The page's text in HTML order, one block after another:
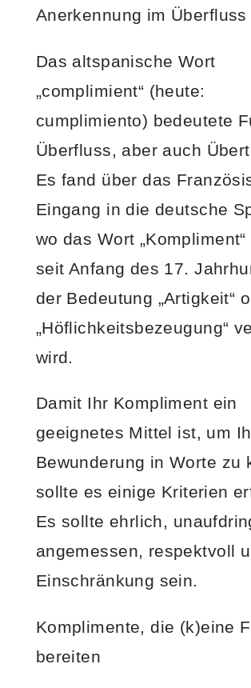
Anerkennung im Überfluss
Das altspanische Wort
„complimient“ (heute:
cumplimiento) bedeutete
Überfluss, aber auch
Es fand über das
Eingang in die deutsche
wo das Wort
seit Anfang des 17.
der Bedeutung „Artigkeit“
„Höflichkeitsbezeugung“
wird.
Damit Ihr Kompliment ein
geeignetes Mittel ist, um
Bewunderung in Worte zu
sollte es einige Kriterien
Es sollte ehrlich,
angemessen, respektvoll
Einschränkung sein.
Komplimente, die (k)eine
bereiten